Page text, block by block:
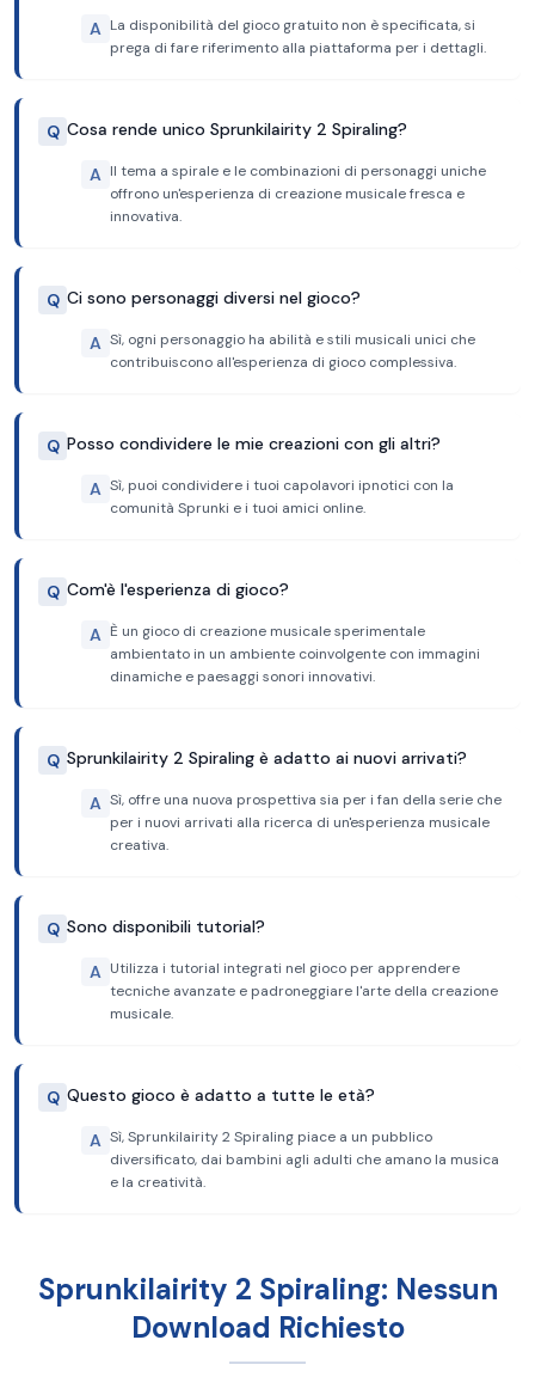
A La disponibilità del gioco gratuito non è specificata, si
prega di fare riferimento alla piattaforma per i dettagli.
Q Cosa rende unico Sprunkilairity 2 Spiraling?
A Il tema a spirale e le combinazioni di personaggi uniche
offrono un'esperienza di creazione musicale fresca e
innovativa.
Q Ci sono personaggi diversi nel gioco?
A Sì, ogni personaggio ha abilità e stili musicali unici che
contribuiscono all'esperienza di gioco complessiva.
Q Posso condividere le mie creazioni con gli altri?
A Sì, puoi condividere i tuoi capolavori ipnotici con la
comunità Sprunki e i tuoi amici online.
Q Com'è l'esperienza di gioco?
A È un gioco di creazione musicale sperimentale
ambientato in un ambiente coinvolgente con immagini
dinamiche e paesaggi sonori innovativi.
Q Sprunkilairity 2 Spiraling è adatto ai nuovi arrivati?
A Sì, offre una nuova prospettiva sia per i fan della serie che
per i nuovi arrivati ​​alla ricerca di un'esperienza musicale
creativa.
Q Sono disponibili tutorial?
A Utilizza i tutorial integrati nel gioco per apprendere
tecniche avanzate e padroneggiare l'arte della creazione
musicale.
Q Questo gioco è adatto a tutte le età?
A Sì, Sprunkilairity 2 Spiraling piace a un pubblico
diversificato, dai bambini agli adulti che amano la musica
e la creatività.
Sprunkilairity 2 Spiraling: Nessun
Download Richiesto